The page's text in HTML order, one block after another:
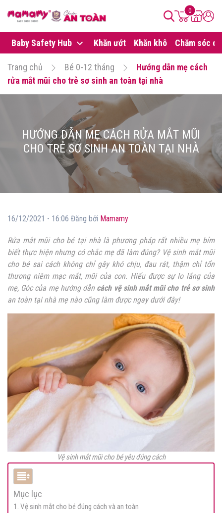
0
Baby Safety Hub Khăn ướt Khăn khô Chăm sóc da
Trang chủ Bé 0-12 tháng
Hướng dẫn mẹ cách
rửa mắt mũi cho trẻ sơ sinh an toàn tại nhà
HƯỚNG DẪN MẸ CÁCH RỬA MẮT MŨI
CHO TRẺ SƠ SINH AN TOÀN TẠI NHÀ
16/12/2021 - 16:06 Đăng bởi Mamamy
Rửa mắt mũi cho bé tại nhà là phương pháp rất nhiều mẹ bỉm
biết thực hiện nhưng có chắc mẹ đã làm đúng? Vệ sinh mắt mũi
cho bé sai cách không chỉ gây khó chịu, đau rát, thậm chỉ tổn
thương niêm mạc mắt, mũi của con. Hiểu được sự lo lắng của
mẹ, Góc của mẹ hướng dẫn cách vệ sinh mắt mũi cho trẻ sơ sinh
an toàn tại nhà mẹ nào cũng làm được ngay dưới đây!
Vệ sinh mắt mũi cho bé yêu đúng cách
Mục lục
1. Vệ sinh mắt cho bé đúng cách và an toàn